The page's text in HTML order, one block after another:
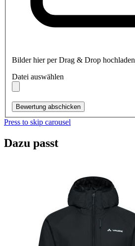
Bilder hier per Drag & Drop hochladen
Datei auswählen
Bewertung abschicken
Press to skip carousel
Dazu passt